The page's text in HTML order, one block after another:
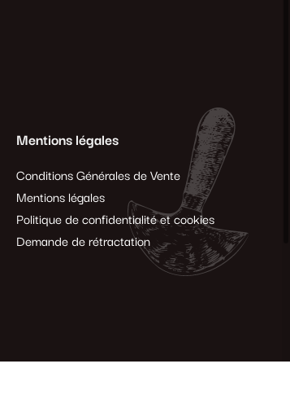
Mentions légales
Conditions Générales de Vente
Mentions légales
Politique de confidentialité et cookies
Demande de rétractation